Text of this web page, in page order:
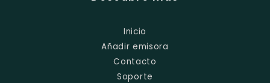
Inicio
Añadir emisora
Contacto
Soporte